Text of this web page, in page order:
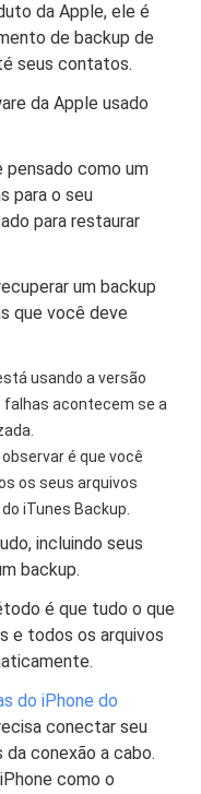
da Apple, ele é
de backup de
seus contatos.
da Apple usado
pensado como um
para o seu
para restaurar
um backup
que você deve
usando a versão
acontecem se a
é que você
os seus arquivos
iTunes Backup.
incluindo seus
backup.
é que tudo o que
e todos os arquivos
do iPhone do
conectar seu
conexão a cabo.
como o